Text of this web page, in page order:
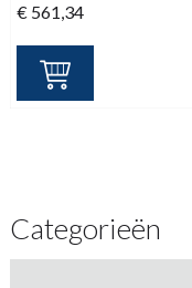
€ 561,34
Categorieën